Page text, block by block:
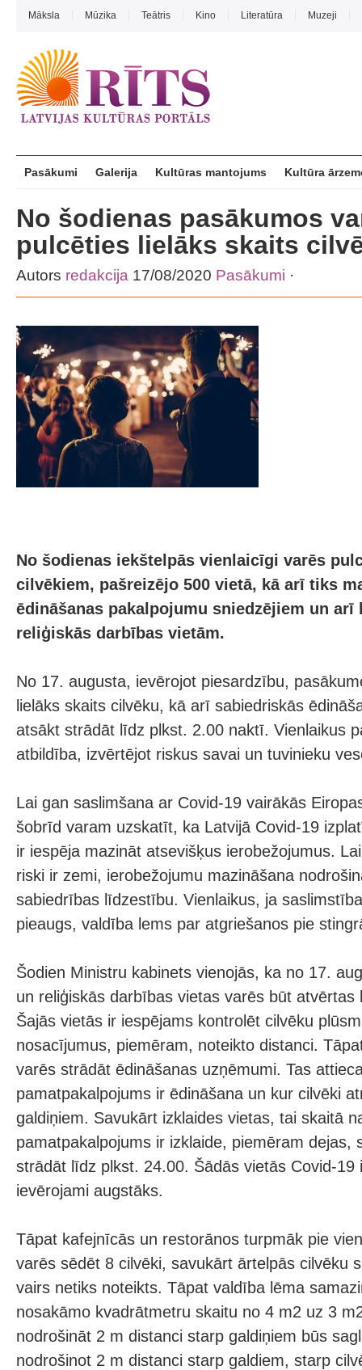
Māksla Mūzika Teātris Kino Literatūra Muzeji
Pasākumi Galerija Kultūras mantojums Kultūra
No šodienas pasākumos
pulcēties lielāks skaits
Autors redakcija 17/08/2020 Pasākumi ·
No šodienas iekštelpās vienlaicīgi varēs
cilvēkiem, pašreizējo 500 vietā, kā arī tiks
ēdināšanas pakalpojumu sniedzējiem un
reliģiskās darbības vietām.
No 17. augusta, ievērojot piesardzību,
lielāks skaits cilvēku, kā arī sabiedriskās
atsākt strādāt līdz plkst. 2.00 naktī. Vienlaikus
atbildība, izvērtējot riskus savai un tuvinieku
Lai gan saslimšana ar Covid-19 vairākās
šobrīd varam uzskatīt, ka Latvijā Covid-19
ir iespēja mazināt atsevišķus ierobežojumus.
riski ir zemi, ierobežojumu mazināšana
sabiedrības līdzestību. Vienlaikus, ja
pieaugs, valdība lems par atgriešanos pie
Šodien Ministru kabinets vienojās, ka no 17.
un reliģiskās darbības vietas varēs būt
Šajās vietās ir iespējams kontrolēt cilvēku
nosacījumus, piemēram, noteikto distanci.
varēs strādāt ēdināšanas uzņēmumi. Tas
pamatpakalpojums ir ēdināšana un kur cilvēki
galdiņiem. Savukārt izklaides vietas, tai skaitā
pamatpakalpojums ir izklaide, piemēram dejas,
strādāt līdz plkst. 24.00. Šādās vietās Covid-19
ievērojami augstāks.
Tāpat kafejnīcās un restorānos turpmāk pie
varēs sēdēt 8 cilvēki, savukārt ārtelpās cilvēku
vairs netiks noteikts. Tāpat valdība lēma
nosakāmo kvadrātmetru skaitu no 4 m2 uz 3
nodrošināt 2 m distanci starp galdiņiem būs
nodrošinot 2 m distanci starp galdiem, starp